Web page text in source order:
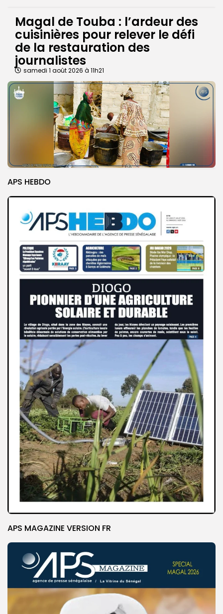
Magal de Touba : l’ardeur des
cuisinières pour relever le défi
de la restauration des
journalistes
samedi 1 août 2026 à 11h21
APS HEBDO
APS MAGAZINE VERSION FR